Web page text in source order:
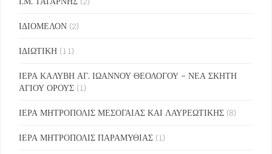
ΙΔΙΟΜΕΛΟΝ (2)
ΙΔΙΩΤΙΚΗ (11)
ΙΕΡΑ ΚΑΛΥΒΗ ΑΓ. ΙΩΑΝΝΟΥ ΘΕΟΛΟΓΟΥ – ΝΕΑ ΣΚΗΤΗ
ΑΓΙΟΥ ΟΡΟΥΣ (1)
ΙΕΡΑ ΜΗΤΡΟΠΟΛΙΣ ΜΕΣΟΓΑΙΑΣ ΚΑΙ ΛΑΥΡΕΩΤΙΚΗΣ (8)
ΙΕΡΑ ΜΗΤΡΟΠΟΛΙΣ ΠΑΡΑΜΥΘΙΑΣ (1)